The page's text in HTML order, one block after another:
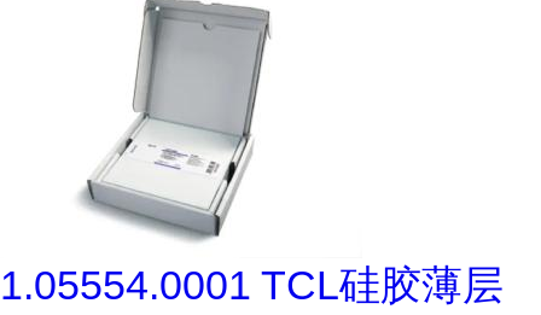
1.05554.0001 TCL硅胶薄层